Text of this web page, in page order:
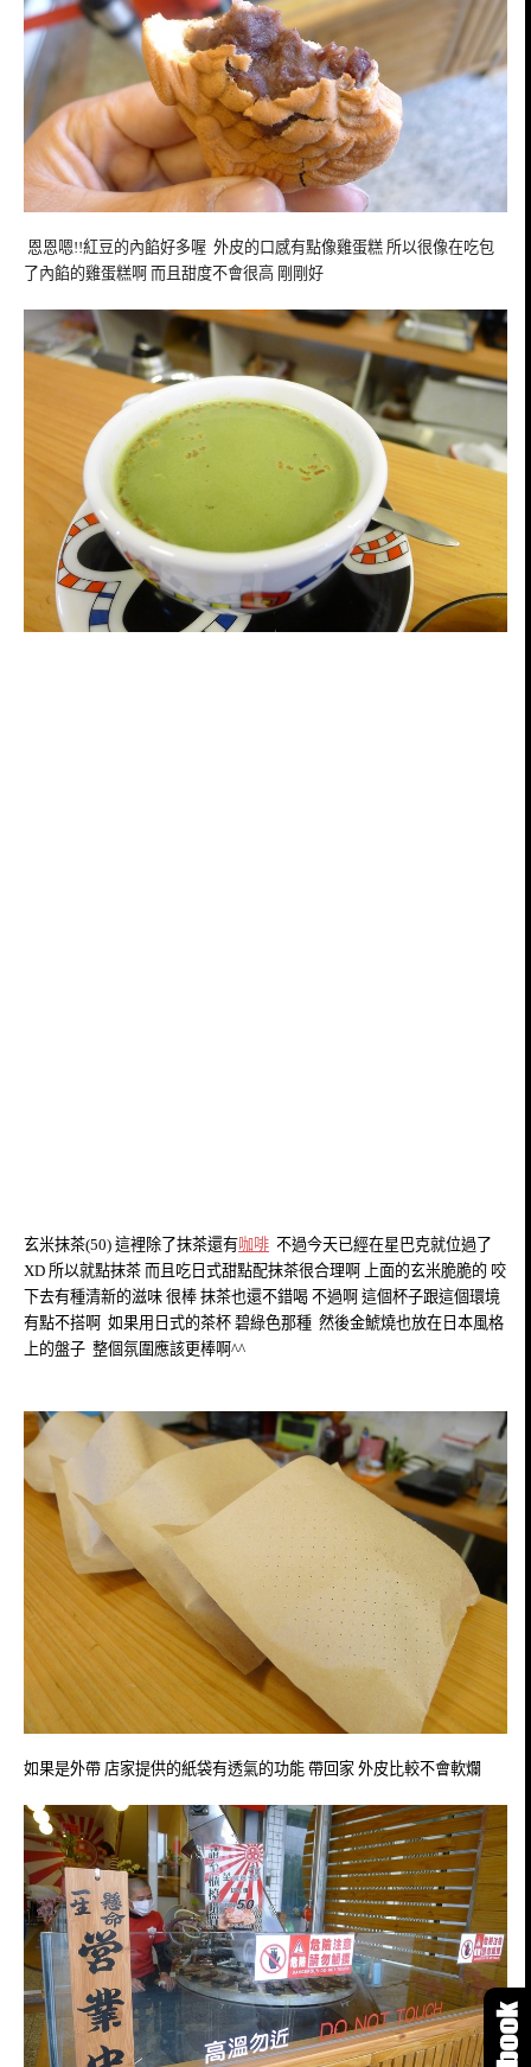
恩恩嗯!!紅豆的內餡好多喔 外皮的口感有點像雞蛋糕 所以很像在吃包
了內餡的雞蛋糕啊 而且甜度不會很高 剛剛好
玄米抹茶(50) 這裡除了抹茶還有咖啡 不過今天已經在星巴克就位過了
XD 所以就點抹茶 而且吃日式甜點配抹茶很合理啊 上面的玄米脆脆的 咬
下去有種清新的滋味 很棒 抹茶也還不錯喝 不過啊 這個杯子跟這個環境
有點不搭啊 如果用日式的茶杯 碧綠色那種 然後金鯱燒也放在日本風格
上的盤子 整個氛圍應該更棒啊^^
如果是外帶 店家提供的紙袋有透氣的功能 帶回家 外皮比較不會軟爛